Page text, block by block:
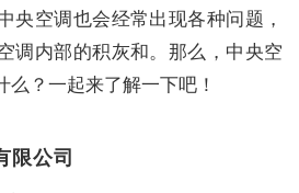
央空调也会经常出现各种问题，
调内部的积灰和。那么，中央空
？一起来了解一下吧！
限公司